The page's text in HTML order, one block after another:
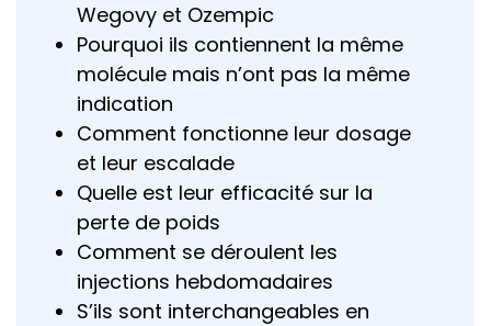
Wegovy et Ozempic
Pourquoi ils contiennent la même
molécule mais n’ont pas la même
indication
Comment fonctionne leur dosage
et leur escalade
Quelle est leur efficacité sur la
perte de poids
Comment se déroulent les
injections hebdomadaires
S’ils sont interchangeables en